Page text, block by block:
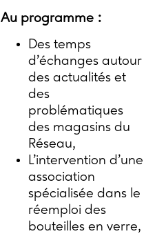
Au programme :
Des temps
d’échanges autour
des actualités et
des
problématiques
des magasins du
Réseau,
L’intervention d’une
association
spécialisée dans le
réemploi des
bouteilles en verre,